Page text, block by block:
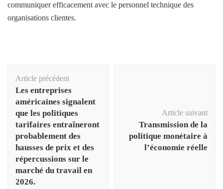
communiquer efficacement avec le personnel technique des
organisations clientes.
d'article
Article précédent
Les entreprises
américaines signalent
que les politiques
tarifaires entraîneront
probablement des
hausses de prix et des
répercussions sur le
marché du travail en
2026.
Article suivant
Transmission de la
politique monétaire à
l’économie réelle